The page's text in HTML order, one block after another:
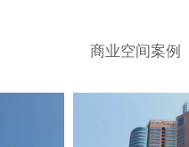
商业空间案例